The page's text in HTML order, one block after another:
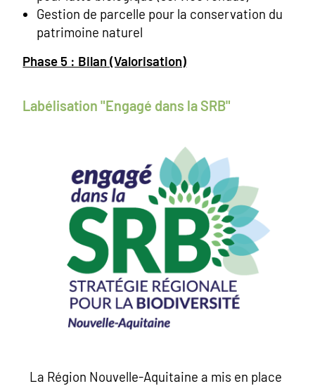
Gestion de parcelle pour la conservation du
patrimoine naturel
Phase 5 : Bilan (Valorisation)
Labélisation "Engagé dans la SRB"
La Région Nouvelle-Aquitaine a mis en place